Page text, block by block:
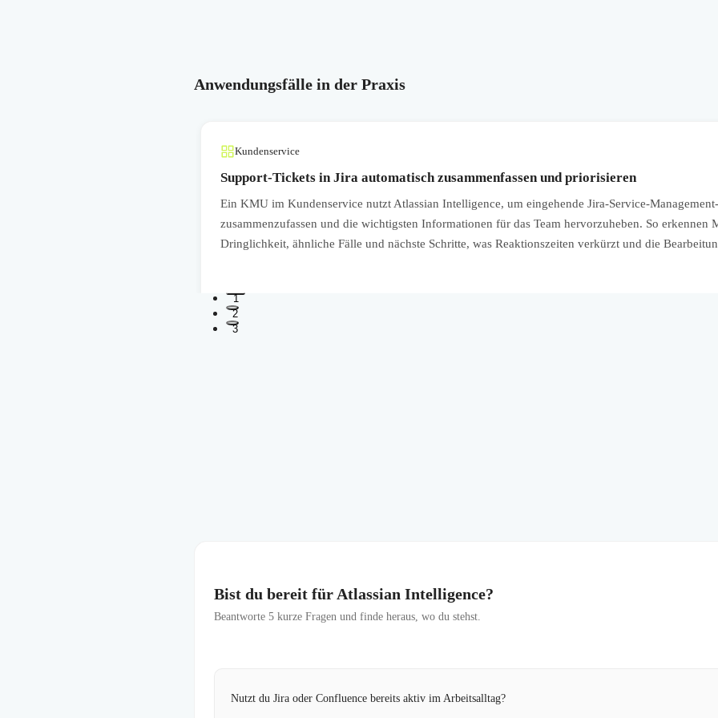
Anwendungsfälle in der Praxis
Kundenservice
Support-Tickets in Jira automatisch zusammenfassen und priorisieren
Ein KMU im Kundenservice nutzt Atlassian Intelligence, um eingehende Jira-Service-
zusammenzufassen und die wichtigsten Informationen für das Team hervorzuheben. So erkennen
Dringlichkeit, ähnliche Fälle und nächste Schritte, was Reaktionszeiten verkürzt und die
1
2
3
Bist du bereit für Atlassian Intelligence?
Beantworte 5 kurze Fragen und finde heraus, wo du stehst.
Nutzt du Jira oder Confluence bereits aktiv im Arbeitsalltag?